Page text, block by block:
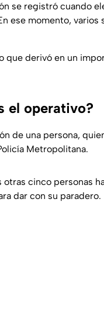
se registró cuando
ese momento, varios
que derivó en un
el operativo?
de una persona,
Metropolitana.
cinco personas
dar con su paradero.